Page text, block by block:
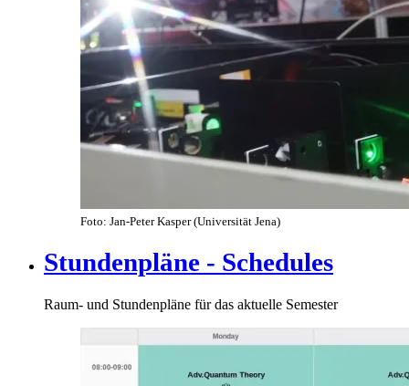
Foto: Jan-Peter Kasper (Universität Jena)
Stundenpläne - Schedules
Raum- und Stundenpläne für das aktuelle Semester